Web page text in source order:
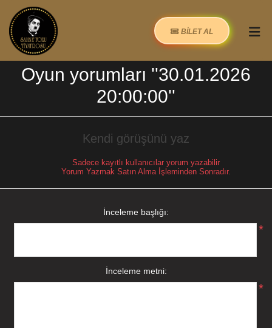
BİLET AL
Oyun yorumları
30.01.2026
20:00:00
Kendi görüşünü yaz
Sadece kayıtlı kullanıcılar yorum yazabilir
Yorum Yazmak Satın Alma İşleminden Sonradır.
İnceleme başlığı:
*
İnceleme metni:
*